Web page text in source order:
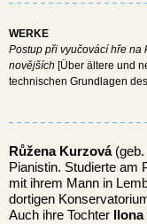
WERKE
Postup při vyučovácí hře na
novĕjších [Über ältere und
technischen Grundlagen
Růžena Kurzová(geb.
Pianistin. Studierte am
mit ihrem Mann in
dortigen
Auch ihre Tochter
Ilona